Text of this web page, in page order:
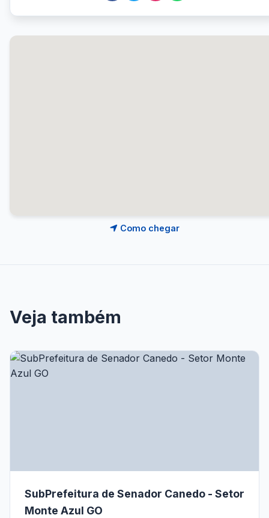
Como chegar
Veja também
SubPrefeitura de Senador Canedo - Setor
Monte Azul GO